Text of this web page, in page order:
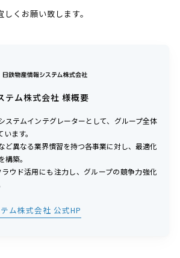
くお願い致します。
テム株式会社 様概要
ステムインテグレーターとして、グループ全体
ます。
ど異なる業界慣習を持つ各事業に対し、最適化
築。
ウド活用にも注力し、グループの競争力強化
ム株式会社 公式HP